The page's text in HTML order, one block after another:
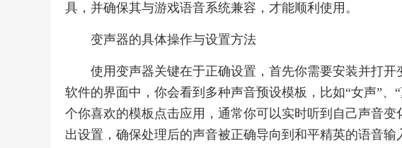
具，并确保其与游戏语音系统兼容，才能顺利使用。
变声器的具体操作与设置方法
使用变声器关键在于正确设置，首先你需要安装并打
软件的界面中，你会看到多种声音预设模板，比如“女声”、
个你喜欢的模板点击应用，通常你可以实时听到自己声音
出设置，确保处理后的声音被正确导向到和平精英的语音